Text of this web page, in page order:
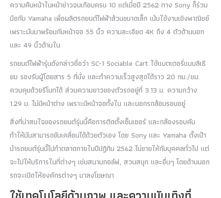
ความคืบหน้าในหน้าข่าวจนเกือบครบ 10 แต่เมื่อปี 2562 ทาง Sony ก็ร่วม
มือกับ Yamaha เพื่อผลิตรถยนต์ไฟฟ้าล้วนขนาดเล็ก เน้นใช้งานเชิงพาณิชย์
เพราะมันมาพร้อมกับหน้าจอ 55 นิ้ว ความละเอียด 4K ถึง 4 ตัวด้านนอก
และ 49 นิ้วด้านใน
รถยนต์ไฟฟ้ารุ่นดังกล่าวชื่อว่า SC-1 Sociable Cart ใช้แบตเตอรี่แบบลิเธี
ยม รองรับผู้โดยสาร 5 ที่นั่ง และทำความเร็วสูงสุดได้ราว 20 กม./ชม.
ควบคุมด้วยรีโมทได้ ส่วนความยาวของตัวรถอยู่ที่ 3.13 ม. ความกว้าง
1.29 ม. ไม่มีหน้าต่าง เพราะมีหน้าจอทั้งใน และนอกรถล้อมรอบอยู่
สิ่งที่น่าสนใจของรถยนต์รุ่นนี้คือการติดตั้งเซ็นเซอร์ และกล้องรอบคัน
ทำให้มันสามารถขับเคลื่อนได้ด้วยตัวเอง โดย Sony และ Yamaha ตั้งเป้า
นำรถยนต์รุ่นนี้ไปทำตลาดภายในปีปฏิทิน 2562 ไม่ขายให้กับบุคคลทั่วไป แต่
จะไปให้บริการในที่ต่างๆ เช่นสนามกอล์ฟ, สวนสนุก และอื่นๆ โดยด้านนอก
รถจะเปิดให้องค์กรต่างๆ มาลงโฆษณา